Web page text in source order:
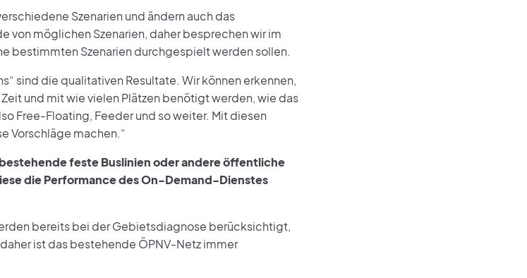
Szenarien und ändern auch das
von möglichen Szenarien, daher besprechen wir im
bestimmten Szenarien durchgespielt werden sollen.
sind die qualitativen Resultate. Wir können erkennen,
und mit wie vielen Plätzen benötigt werden, wie das
Free-Floating, Feeder und so weiter. Mit diesen
Vorschläge machen.“
feste Buslinien oder andere öffentliche
die Performance des On-Demand-Dienstes
bereits bei der Gebietsdiagnose berücksichtigt,
ist das bestehende ÖPNV-Netz immer